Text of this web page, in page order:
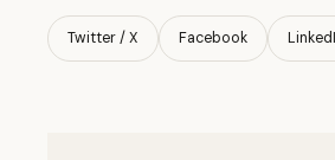
Twitter / X Facebook